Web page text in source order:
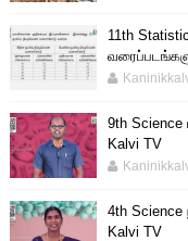
11th
9th Science
Kalvi TV
4th Science
Kalvi TV